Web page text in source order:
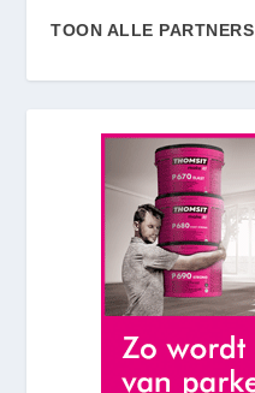
TOON ALLE PARTNERS